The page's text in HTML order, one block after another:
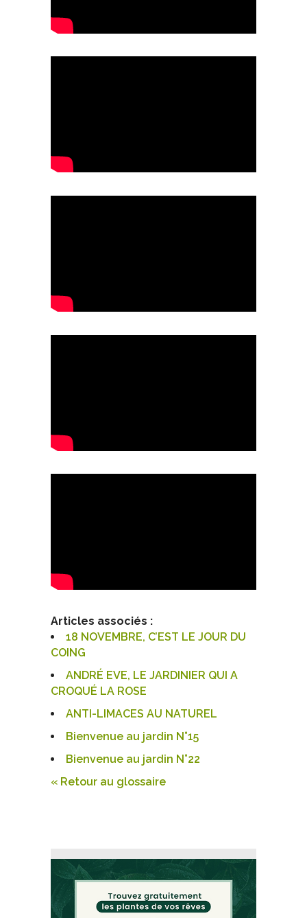
Articles associés :
18 NOVEMBRE, C’EST LE JOUR DU
COING
ANDRÉ EVE, LE JARDINIER QUI A
CROQUÉ LA ROSE
ANTI-LIMACES AU NATUREL
Bienvenue au jardin N°15
Bienvenue au jardin N°22
« Retour au glossaire